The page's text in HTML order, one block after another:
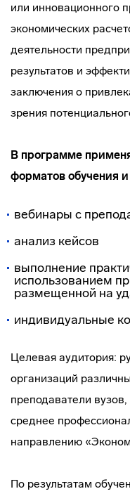
или инновационного
экономических
деятельности
результатов и
заключения о
зрения
В программе
форматов обучения
вебинары с
анализ кейсов
выполнение
использованием
размещенной на
индивидуальные
Целевая аудитория:
организаций
преподаватели
среднее
направлению
По результатам